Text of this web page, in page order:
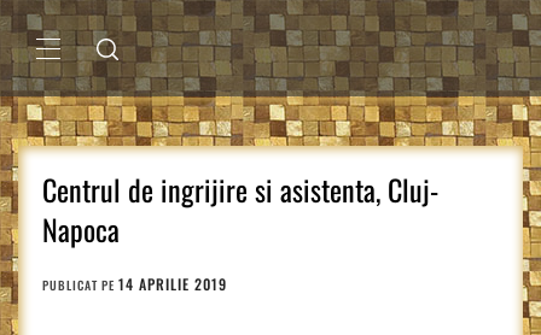
Sari
la
conținutMENIU
PRINCIPAL
Centrul de ingrijire si asistenta, Cluj-
Napoca
PUBLICAT PE 14 APRILIE 2019